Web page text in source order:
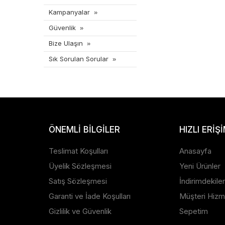
Kampanyalar
Güvenlik
Bize Ulaşın
Sık Sorulan Sorular
ÖNEMLI BILGILER
Teslimat Koşulları
Üyelik Sözleşmesi
Satış Sözleşmesi
Garanti ve İade Koşulları
Gizlilik ve Güvenlik
HIZLI
Anasayfa
Yeni Ürünler
İndirimdekiler
Müşteri
Sepetim